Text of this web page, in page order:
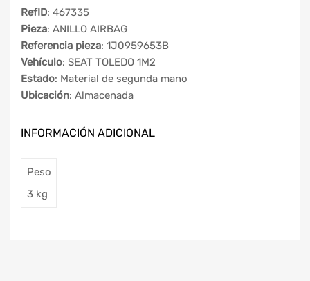
RefID: 467335
Pieza: ANILLO AIRBAG
Referencia pieza: 1J0959653B
Vehículo: SEAT TOLEDO 1M2
Estado: Material de segunda mano
Ubicación: Almacenada
INFORMACIÓN ADICIONAL
Peso
3 kg